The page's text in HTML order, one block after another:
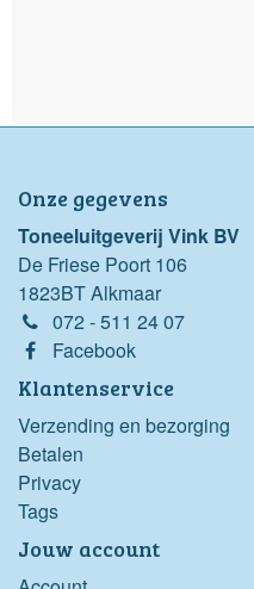
Onze gegevens
Toneeluitgeverij Vink BV
De Friese Poort 106
1823BT Alkmaar
072 - 511 24 07
Facebook
Klantenservice
Verzending en bezorging
Betalen
Privacy
Tags
Jouw account